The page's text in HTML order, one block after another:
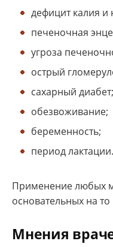
дефицит калия и
печеночная
угроза
острый
сахарный диабет;
обезвоживание;
беременность;
период лактации.
Применение любых
основательных на
Мнения